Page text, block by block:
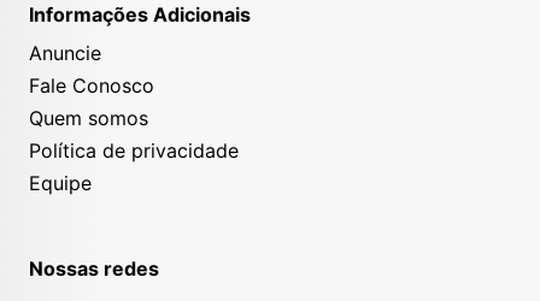
Informações Adicionais
Anuncie
Fale Conosco
Quem somos
Política de privacidade
Equipe
Nossas redes